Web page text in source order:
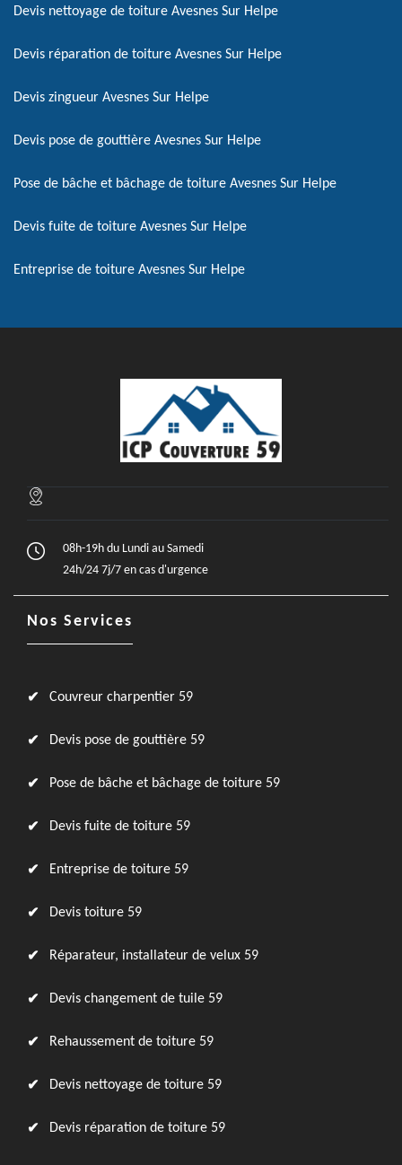
Devis nettoyage de toiture Avesnes Sur Helpe
Devis réparation de toiture Avesnes Sur Helpe
Devis zingueur Avesnes Sur Helpe
Devis pose de gouttière Avesnes Sur Helpe
Pose de bâche et bâchage de toiture Avesnes Sur Helpe
Devis fuite de toiture Avesnes Sur Helpe
Entreprise de toiture Avesnes Sur Helpe
08h-19h du Lundi au Samedi
24h/24 7j/7 en cas d'urgence
Nos Services
Couvreur charpentier 59
Devis pose de gouttière 59
Pose de bâche et bâchage de toiture 59
Devis fuite de toiture 59
Entreprise de toiture 59
Devis toiture 59
Réparateur, installateur de velux 59
Devis changement de tuile 59
Rehaussement de toiture 59
Devis nettoyage de toiture 59
Devis réparation de toiture 59